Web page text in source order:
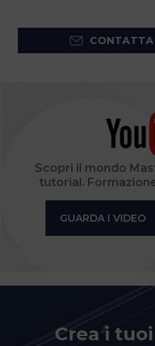
CONTATTA
Scopri il mondo
tutorial.
GUARDA I VIDEO
Crea i